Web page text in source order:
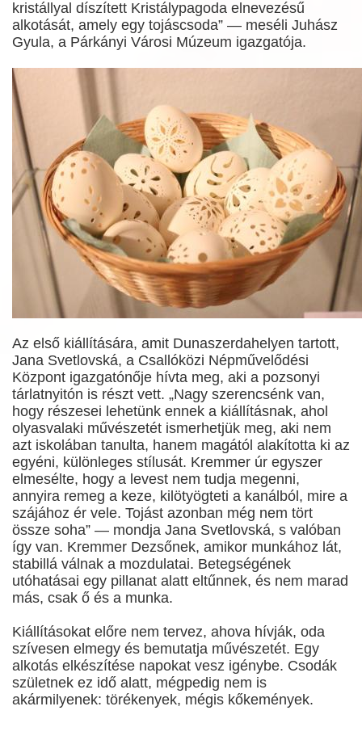
kristállyal díszített Kristálypagoda elnevezésű
alkotását, amely egy tojáscsoda” — meséli Juhász
Gyula, a Párkányi Városi Múzeum igazgatója.
Az első kiállítására, amit Dunaszerdahelyen tartott,
Jana Svetlovská, a Csallóközi Népművelődési
Központ igazgatónője hívta meg, aki a pozsonyi
tárlatnyitón is részt vett. „Nagy szerencsénk van,
hogy részesei lehetünk ennek a kiállításnak, ahol
olyasvalaki művészetét ismerhetjük meg, aki nem
azt iskolában tanulta, hanem magától alakította ki az
egyéni, különleges stílusát. Kremmer úr egyszer
elmesélte, hogy a levest nem tudja megenni,
annyira remeg a keze, kilötyögteti a kanálból, mire a
szájához ér vele. Tojást azonban még nem tört
össze soha” — mondja Jana Svetlovská, s valóban
így van. Kremmer Dezsőnek, amikor munkához lát,
stabillá válnak a mozdulatai. Betegségének
utóhatásai egy pillanat alatt eltűnnek, és nem marad
más, csak ő és a munka.
Kiállításokat előre nem tervez, ahova hívják, oda
szívesen elmegy és bemutatja művészetét. Egy
alkotás elkészítése napokat vesz igénybe. Csodák
születnek ez idő alatt, mégpedig nem is
akármilyenek: törékenyek, mégis kőkemények.